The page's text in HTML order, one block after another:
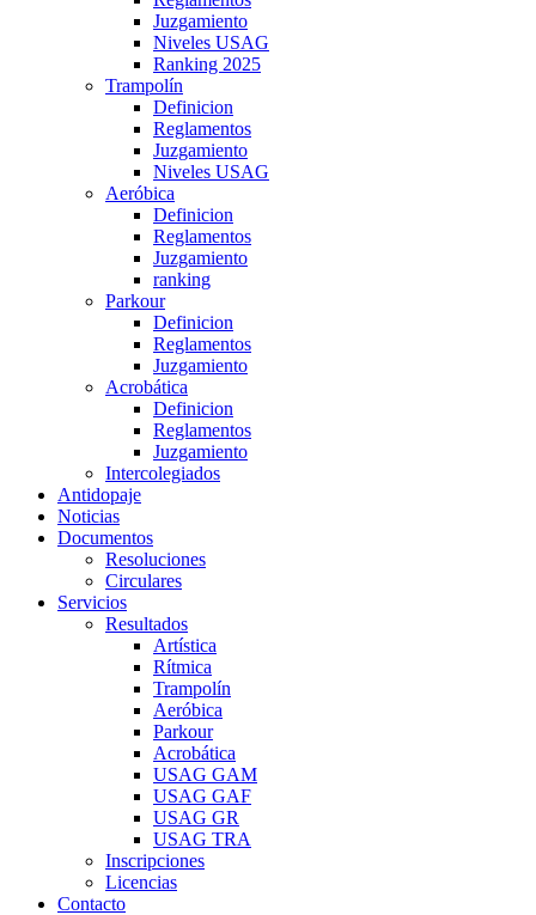
Juzgamiento
Niveles USAG
Ranking 2025
Trampolín
Definicion
Reglamentos
Juzgamiento
Niveles USAG
Aeróbica
Definicion
Reglamentos
Juzgamiento
ranking
Parkour
Definicion
Reglamentos
Juzgamiento
Acrobática
Definicion
Reglamentos
Juzgamiento
Intercolegiados
Antidopaje
Noticias
Documentos
Resoluciones
Circulares
Servicios
Resultados
Artística
Rítmica
Trampolín
Aeróbica
Parkour
Acrobática
USAG GAM
USAG GAF
USAG GR
USAG TRA
Inscripciones
Licencias
Contacto